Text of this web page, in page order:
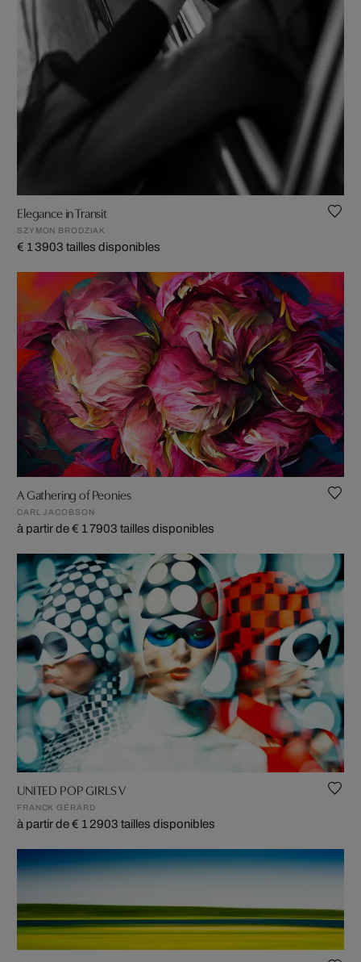
Elegance in Transit
SZYMON BRODZIAK
€ 1 3903 tailles disponibles
A Gathering of Peonies
CARL JACOBSON
à partir de € 1 7903 tailles disponibles
UNITED POP GIRLS V
FRANCK GÉRARD
à partir de € 1 2903 tailles disponibles